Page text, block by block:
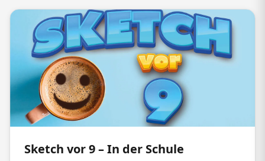
Sketch vor 9 – In der Schule